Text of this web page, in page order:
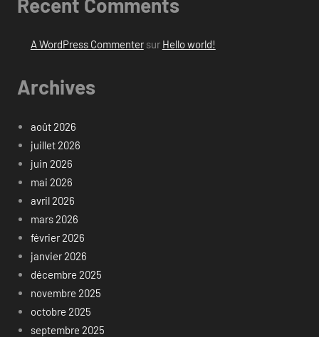
A WordPress Commentersur Hello world!
Archives
août 2026
juillet 2026
juin 2026
mai 2026
avril 2026
mars 2026
février 2026
janvier 2026
décembre 2025
novembre 2025
octobre 2025
septembre 2025